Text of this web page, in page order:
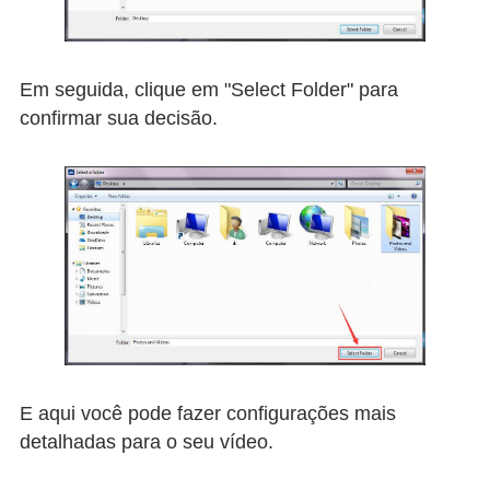
Em seguida, clique em "Select Folder" para
confirmar sua decisão.
E aqui você pode fazer configurações mais
detalhadas para o seu vídeo.